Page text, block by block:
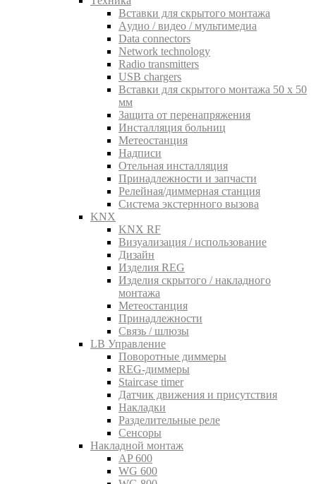
Вставки для скрытого монтажа
Aудио / видео / мультимедиа
Data connectors
Network technology
Radio transmitters
USB chargers
Вставки для скрытого монтажа 50 x 50
мм
Защита от перенапряжения
Инсталляция больниц
Метеостанция
Надписи
Отельная инсталляция
Принадлежности и запчасти
Релейная/диммерная станция
Система экстернного вызова
KNX
KNX RF
Визуализация / использование
Дизайн
Изделия REG
Изделия скрытого / накладного
монтажа
Метеостанция
Принадлежности
Связь / шлюзы
LB Управление
Поворотные диммеры
REG-диммеры
Staircase timer
Датчик движения и присутствия
Накладки
Разделительные реле
Сенсоры
Накладной монтаж
AP 600
WG 600